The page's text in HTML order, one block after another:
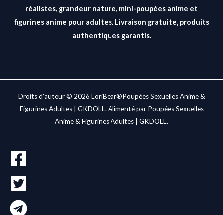
réalistes, grandeur nature, mini-poupées anime et
figurines anime pour adultes. Livraison gratuite, produits
authentiques garantis.
Droits d'auteur © 2026 LoriBear®Poupées Sexuelles Anime &
Figurines Adultes | GKDOLL. Alimenté par Poupées Sexuelles
Anime & Figurines Adultes | GKDOLL.